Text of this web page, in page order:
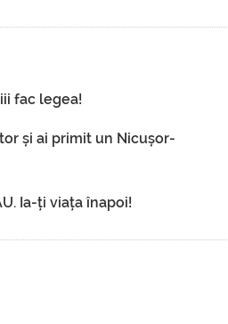
fac legea!
și ai primit un Nicușor-
Ia-ți viața înapoi!